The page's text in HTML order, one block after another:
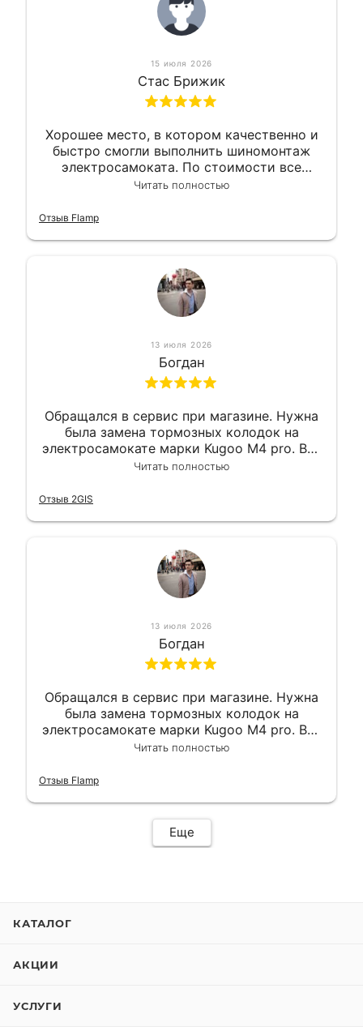
15 июля 2026
Стас Брижик
Хорошее место, в котором качественно и
быстро смогли выполнить шиномонтаж
электросамоката. По стоимости все
вышло вообще приемлемо хочу сказать.
Читать полностью
Отзыв Flamp
13 июля 2026
Богдан
Обращался в сервис при магазине. Нужна
была замена тормозных колодок на
электросамокате марки Kugoo M4 pro. Всё
сделали в лучшем виде и в максимально
гарантии, поэтому и обратился в этот
Читать полностью
Отзыв 2GIS
13 июля 2026
Богдан
Обращался в сервис при магазине. Нужна
была замена тормозных колодок на
электросамокате марки Kugoo M4 pro. Всё
сделали в лучшем виде и в максимально
гарантии, поэтому и обратился в этот
Читать полностью
Отзыв Flamp
Еще
КАТАЛОГ
АКЦИИ
УСЛУГИ